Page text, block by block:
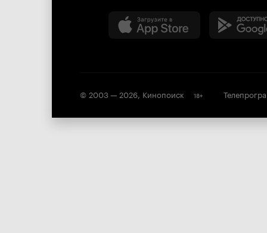
© 2003 — 2026, Кинопоиск 18+